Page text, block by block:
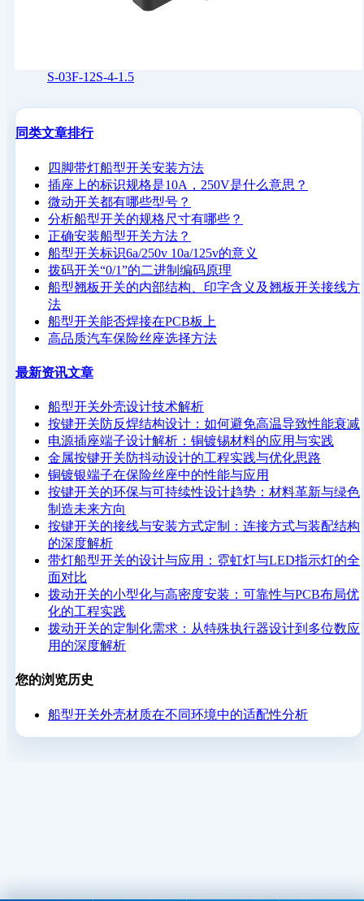
S-03F-12S-4-1.5
同类文章排行
四脚带灯船型开关安装方法
插座上的标识规格是10A，250V是什么意思？
微动开关都有哪些型号？
分析船型开关的规格尺寸有哪些？
正确安装船型开关方法？
船型开关标识6a/250v 10a/125v的意义
拨码开关“0/1”的二进制编码原理
船型翘板开关的内部结构、印字含义及翘板开关接线方
法
船型开关能否焊接在PCB板上
高品质汽车保险丝座选择方法
最新资讯文章
船型开关外壳设计技术解析
按键开关防反焊结构设计：如何避免高温导致性能衰减
电源插座端子设计解析：铜镀锡材料的应用与实践
金属按键开关防抖动设计的工程实践与优化思路
铜镀银端子在保险丝座中的性能与应用
按键开关的环保与可持续性设计趋势：材料革新与绿色
制造未来方向
按键开关的接线与安装方式定制：连接方式与装配结构
的深度解析
带灯船型开关的设计与应用：霓虹灯与LED指示灯的全
面对比
拨动开关的小型化与高密度安装：可靠性与PCB布局优
化的工程实践
拨动开关的定制化需求：从特殊执行器设计到多位数应
用的深度解析
您的浏览历史
船型开关外壳材质在不同环境中的适配性分析